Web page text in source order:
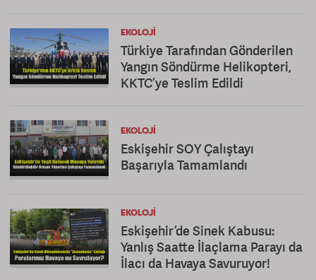
EKOLOJI
Türkiye Tarafından Gönderilen
Yangın Söndürme Helikopteri,
KKTC’ye Teslim Edildi
EKOLOJI
Eskişehir SOY Çalıştayı
Başarıyla Tamamlandı
EKOLOJI
Eskişehir’de Sinek Kabusu:
Yanlış Saatte İlaçlama Parayı da
İlacı da Havaya Savuruyor!